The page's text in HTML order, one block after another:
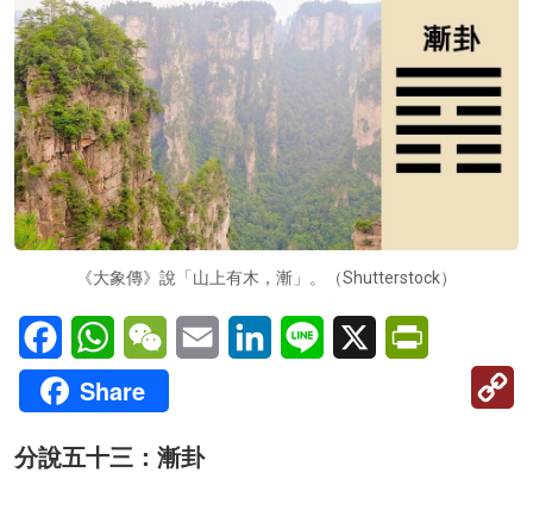
《大象傳》說「山上有木，漸」。（Shutterstock）
FacebookWhatsAppWeChatEmail LinkedInLine X
Share
分說五十三：漸卦